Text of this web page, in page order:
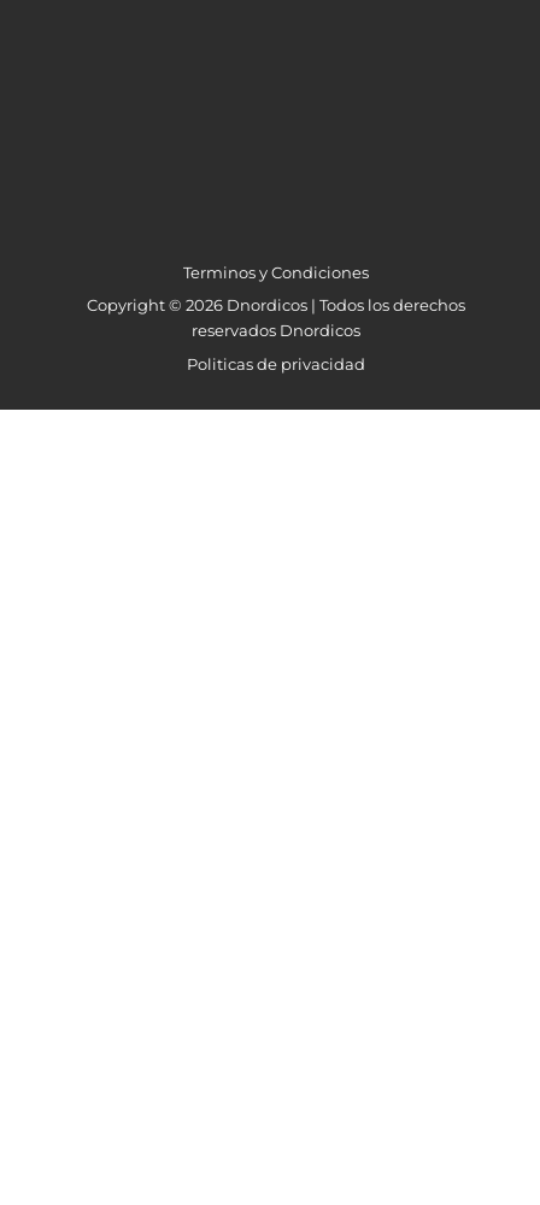
Terminos y Condiciones
Copyright © 2026 Dnordicos | Todos los derechos
reservados Dnordicos
Politicas de privacidad